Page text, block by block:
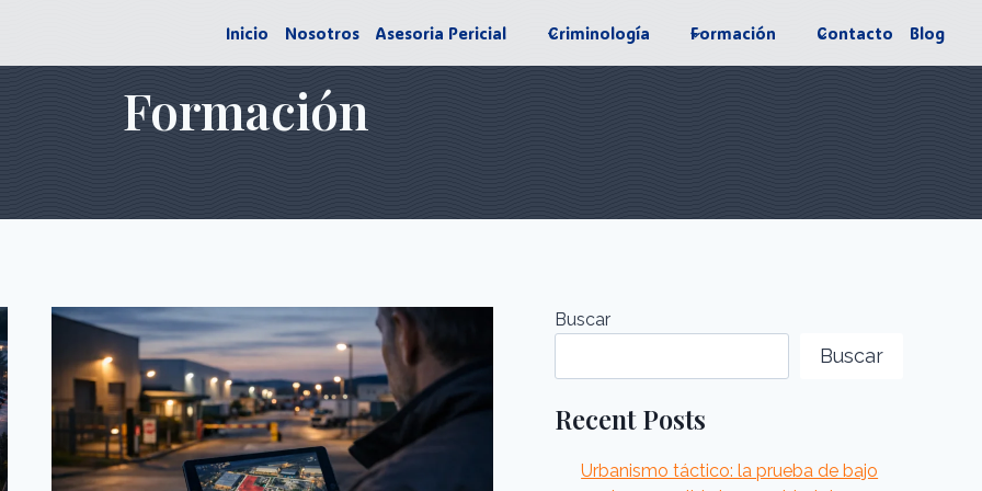
Inicio Nosotros Asesoria Pericial Criminología Formación Contacto Blog
Formación
Buscar
Buscar
Recent Posts
Urbanismo táctico: la prueba de bajo